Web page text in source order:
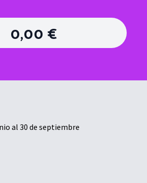
0,00 €
al 30 de septiembre